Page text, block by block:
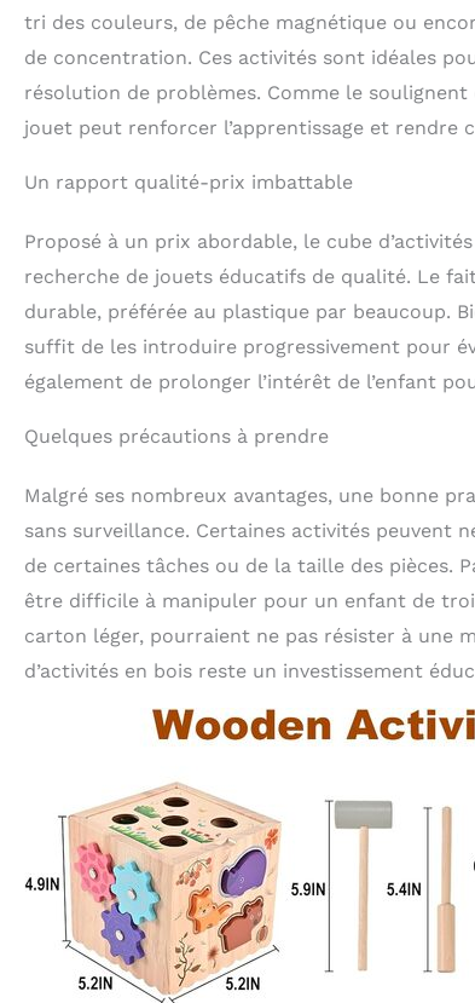
tri des couleurs, de pêche magnétique ou
de concentration. Ces activités sont idéales
résolution de problèmes. Comme le soulignent
jouet peut renforcer l’apprentissage et rendre
Un rapport qualité-prix imbattable
Proposé à un prix abordable, le cube
recherche de jouets éducatifs de qualité. Le
durable, préférée au plastique par beaucoup.
suffit de les introduire progressivement pour
également de prolonger l’intérêt de l’enfant
Quelques précautions à prendre
Malgré ses nombreux avantages, une bonne
sans surveillance. Certaines activités peuvent
de certaines tâches ou de la taille des pièces.
être difficile à manipuler pour un enfant de
carton léger, pourraient ne pas résister à une
d’activités en bois reste un investissement